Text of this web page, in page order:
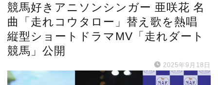
競馬好きアニソンシンガー 亜咲花 名
曲「走れコウタロー」替え歌を熱唱
縦型ショートドラマMV「走れダート
競馬」公開
2025年9月18日